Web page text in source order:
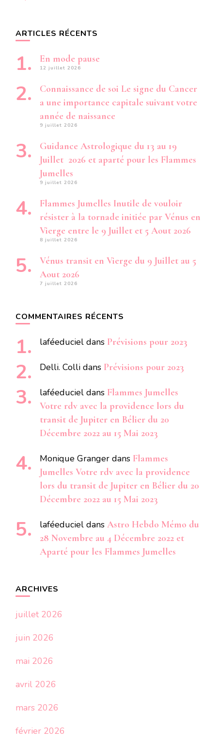
ARTICLES RÉCENTS
En mode pause
12 juillet 2026
Connaissance de soi Le signe du Cancer
a une importance capitale suivant votre
année de naissance
9 juillet 2026
Guidance Astrologique du 13 au 19
Juillet 2026 et aparté pour les Flammes
Jumelles
9 juillet 2026
Flammes Jumelles Inutile de vouloir
résister à la tornade initiée par Vénus en
Vierge entre le 9 Juillet et 5 Aout 2026
8 juillet 2026
Vénus transit en Vierge du 9 Juillet au 5
Aout 2026
7 juillet 2026
COMMENTAIRES RÉCENTS
laféeduciel dans Prévisions pour 2023
Delli. Colli dans Prévisions pour 2023
laféeduciel dans Flammes Jumelles
Votre rdv avec la providence lors du
transit de Jupiter en Bélier du 20
Décembre 2022 au 15 Mai 2023
Monique Granger dans Flammes
Jumelles Votre rdv avec la providence
lors du transit de Jupiter en Bélier du 20
Décembre 2022 au 15 Mai 2023
laféeduciel dans Astro Hebdo Mémo du
28 Novembre au 4 Décembre 2022 et
Aparté pour les Flammes Jumelles
ARCHIVES
juillet 2026
juin 2026
mai 2026
avril 2026
mars 2026
février 2026